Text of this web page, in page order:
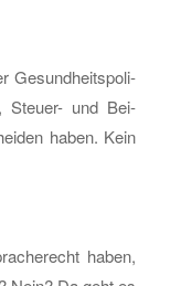
Ge­sund­heits­po­li­
Steu­er- und Bei­
haben. Kein
haben,